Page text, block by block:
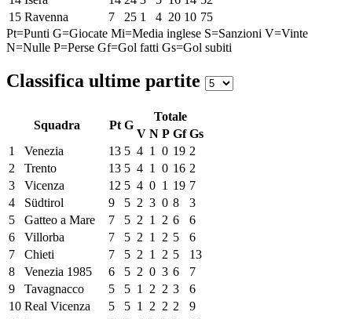
15 Ravenna 7 25 1 4 20 10 75
Pt=Punti G=Giocate Mi=Media inglese S=Sanzioni V=Vinte
N=Nulle P=Perse Gf=Gol fatti Gs=Gol subiti
Classifica ultime partite
Squadra Pt G
Totale
V N P Gf Gs
1
Venezia 13 5 4 1 0 19 2
2
Trento 13 5 4 1 0 16 2
3
Vicenza 12 5 4 0 1 19 7
4
Südtirol 9 5 2 3 0 8
3
5
Gatteo a Mare 7 5 2 1 2 6
6
6
Villorba 7 5 2 1 2 5
6
7
Chieti 7 5 2 1 2 5
13
8
Venezia 1985 6 5 2 0 3 6
7
9
Tavagnacco 5 5 1 2 2 3
6
10 Real Vicenza 5 5 1 2 2 2
9